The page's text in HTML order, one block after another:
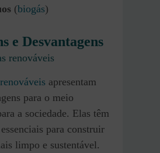
(biogás)
e Desvantagens
renováveis
apresentam
para o meio
a sociedade. Elas têm
para construir
limpo e sustentável.